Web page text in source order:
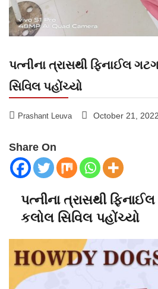
પત્નીના ત્રાસથી ફિનાઈલ
સિવિલ પહોંચ્યો
Prashant Leuva October 21, 2022
Share On
પત્નીના ત્રાસથી
કલોલ સિવિલ પહોંચ્યો